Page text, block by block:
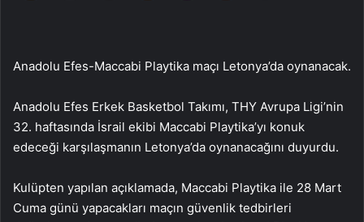
Anadolu Efes-Maccabi Playtika maçı Letonya’da oynanacak.
Anadolu Efes Erkek Basketbol Takımı, THY Avrupa Ligi’nin
32. haftasında İsrail ekibi Maccabi Playtika’yı konuk
edeceği karşılaşmanın Letonya’da oynanacağını duyurdu.
Kulüpten yapılan açıklamada, Maccabi Playtika ile 28 Mart
Cuma günü yapacakları maçın güvenlik tedbirleri